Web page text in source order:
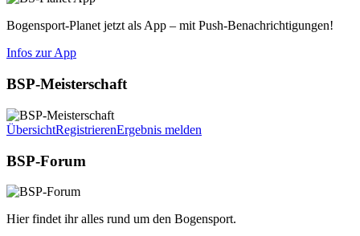
Bogensport-Planet jetzt als App – mit Push-Benachrichtigungen!
Infos zur App
BSP-Meisterschaft
ÜbersichtRegistrierenErgebnis melden
BSP-Forum
Hier findet ihr alles rund um den Bogensport.